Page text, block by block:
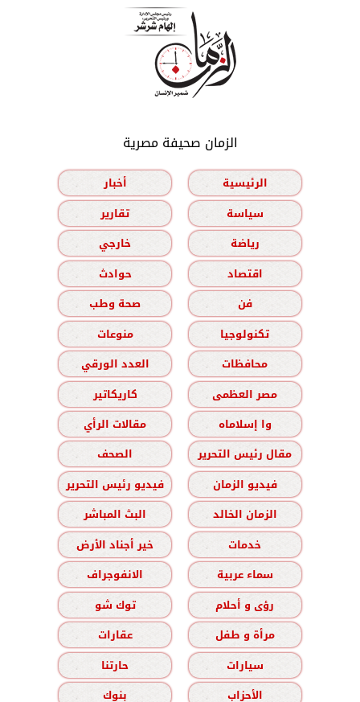
الزمان صحيفة مصرية
الرئيسية
أخبار
سياسة
تقارير
رياضة
خارجي
اقتصاد
حوادث
فن
صحة وطب
تكنولوجيا
منوعات
محافظات
العدد الورقي
مصر العظمى
كاريكاتير
وا إسلاماه
مقالات الرأي
مقال رئيس التحرير
الصحف
فيديو الزمان
فيديو رئيس التحرير
الزمان الخالد
البث المباشر
خدمات
خير أجناد الأرض
سماء عربية
الانفوجراف
رؤى و أحلام
توك شو
مرأة و طفل
عقارات
سيارات
حارتنا
الأحزاب
بنوك